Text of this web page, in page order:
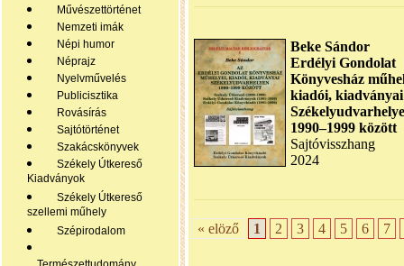
Művészettörténet
Nemzeti imák
Népi humor
Néprajz
Nyelvművelés
Publicisztika
Rovásírás
Sajtótörténet
Szakácskönyvek
Székely Útkereső
Kiadványok
Székely Útkereső
szellemi műhely
Szépirodalom
Beke Sándor
Erdélyi Gondolat
Könyvesház
kiadói, kiadványai
1990–1999 között
Sajtóvisszhang
2024
« elöző 1 2 3 4 5 6 7